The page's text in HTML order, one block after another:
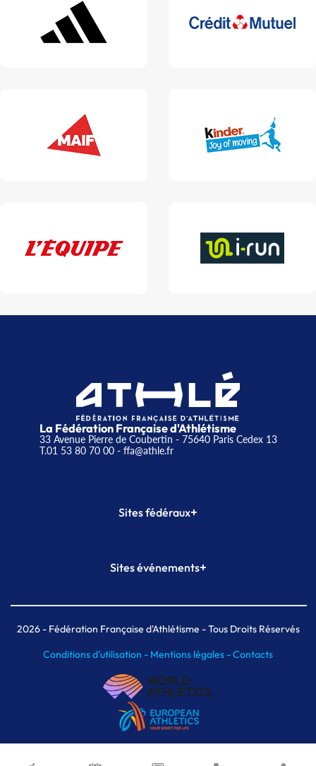
La Fédération Française d'Athlétisme
33 Avenue Pierre de Coubertin - 75640 Paris Cedex 13
T.01 53 80 70 00- ffa@athle.fr
Sites fédéraux+
Plateforme Formation
Sites événements+
Meeting de Paris indoor
MAIF Ekiden de Paris
2026- Fédération Française d'Athlétisme - Tous Droits Réservés
Conditions d'utilisation - Mentions légales -Contacts